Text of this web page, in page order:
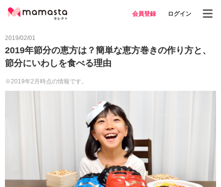
会員登録 ログイン
2019/02/01
2019年節分の恵方は？簡単な恵方巻きの作り方と、
節分にいわしを食べる理由
※2019年2月時点の情報です。